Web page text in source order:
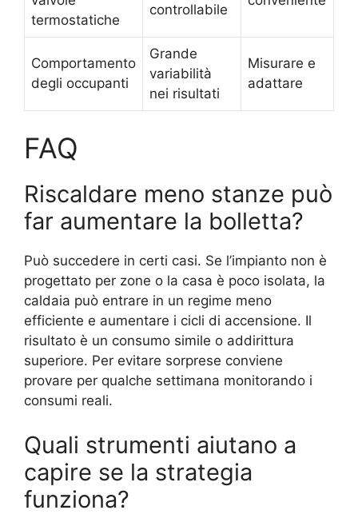
termostatiche
controllabile
Comportamento
degli occupanti
Grande
variabilità
nei risultati
Misurare e
adattare
FAQ
Riscaldare meno stanze può
far aumentare la bolletta?
Può succedere in certi casi. Se l’impianto non è
progettato per zone o la casa è poco isolata, la
caldaia può entrare in un regime meno
efficiente e aumentare i cicli di accensione. Il
risultato è un consumo simile o addirittura
superiore. Per evitare sorprese conviene
provare per qualche settimana monitorando i
consumi reali.
Quali strumenti aiutano a
capire se la strategia
funziona?